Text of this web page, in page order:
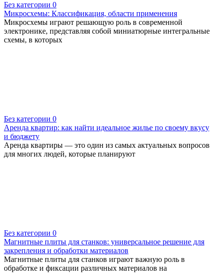
Без категории 0
Микросхемы: Классификация, области применения
Микросхемы играют решающую роль в современной
электронике, представляя собой миниатюрные интегральные
схемы, в которых
Без категории 0
Аренда квартир: как найти идеальное жилье по своему вкусу
и бюджету
Аренда квартиры — это один из самых актуальных вопросов
для многих людей, которые планируют
Без категории 0
Магнитные плиты для станков: универсальное решение для
закрепления и обработки материалов
Магнитные плиты для станков играют важную роль в
обработке и фиксации различных материалов на